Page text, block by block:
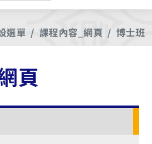
選單 課程內容_網頁 博士班
頁